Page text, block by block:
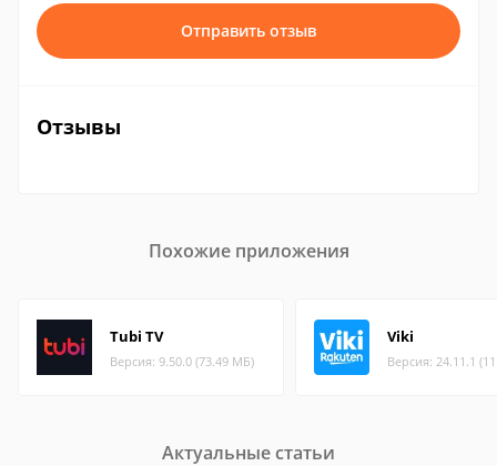
Отправить отзыв
Отзывы
Похожие приложения
Tubi TV
Версия: 9.50.0 (73.49 МБ)
Viki
Версия: 24.11.1
Актуальные статьи